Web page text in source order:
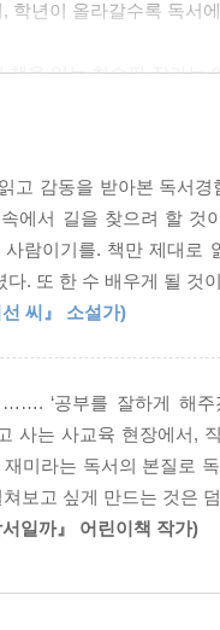
서 지도의 종착역이 학
학년이 올라갈수록 독서
책을 읽는 최승필 작가는
능력은 현격히 낮은 경
생들의 몰락 현상을 보
로 《공부머리 독서법》이
가치와 효용 중에
까?
시절 독서량은 결코
서리스트가 존재하며
등 상태에 빠졌을까?
주요한 공부 방식이 ‘듣
고 감동을 받아본 독서
에서 길을 찾으려 할
람이기를. 책만 제대로
다. 또 한 수 배우게 될 것
씨』 소설가)
……. ‘공부를 잘하게 해
사는 사교육 현장에서,
미라는 독서의 본질로
보고 싶게 만드는 것은
일까』 어린이책 작가)